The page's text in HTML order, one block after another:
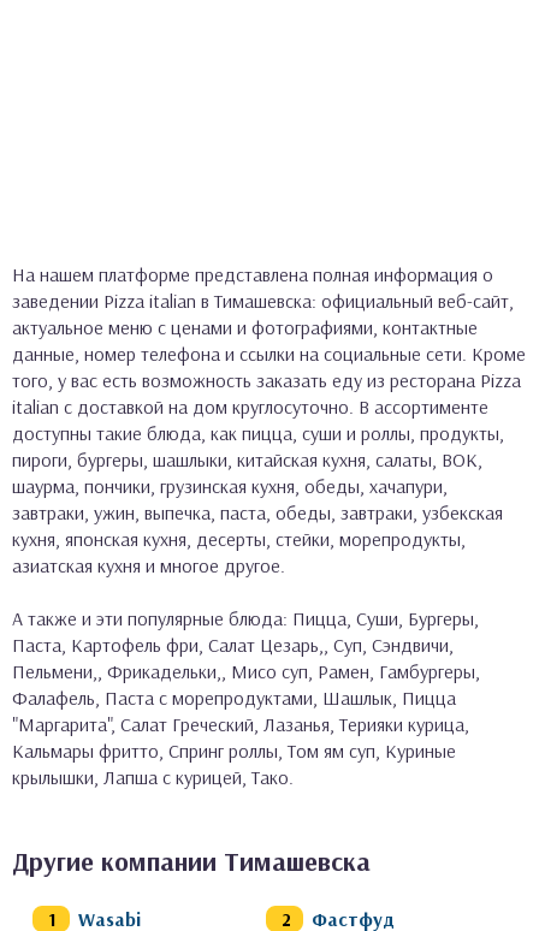
На нашем платформе представлена полная информация о
заведении Pizza italian в Тимашевска: официальный веб-сайт,
актуальное меню с ценами и фотографиями, контактные
данные, номер телефона и ссылки на социальные сети. Кроме
того, у вас есть возможность заказать еду из ресторана Pizza
italian с доставкой на дом круглосуточно. В ассортименте
доступны такие блюда, как пицца, суши и роллы, продукты,
пироги, бургеры, шашлыки, китайская кухня, салаты, ВОК,
шаурма, пончики, грузинская кухня, обеды, хачапури,
завтраки, ужин, выпечка, паста, обеды, завтраки, узбекская
кухня, японская кухня, десерты, стейки, морепродукты,
азиатская кухня и многое другое.
А также и эти популярные блюда: Пицца, Суши, Бургеры,
Паста, Картофель фри, Салат Цезарь,, Суп, Сэндвичи,
Пельмени,, Фрикадельки,, Мисо суп, Рамен, Гамбургеры,
Фалафель, Паста с морепродуктами, Шашлык, Пицца
"Маргарита", Салат Греческий, Лазанья, Терияки курица,
Кальмары фритто, Спринг роллы, Том ям суп, Куриные
крылышки, Лапша с курицей, Тако.
Другие компании Тимашевска
Wasabi Фастфуд